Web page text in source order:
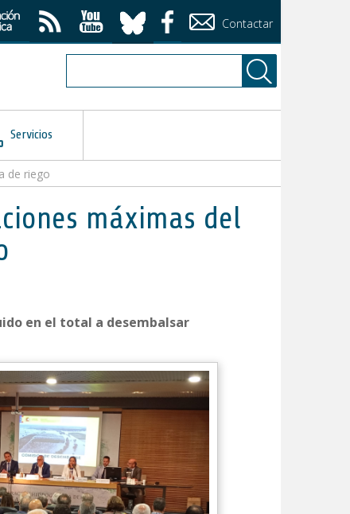
Contactar
Servicios
de riego
máximas del
en el total a desembalsar